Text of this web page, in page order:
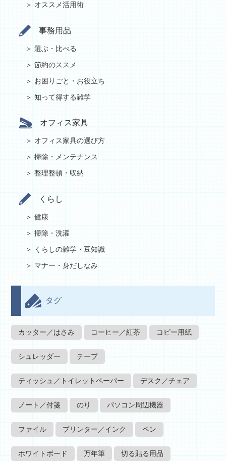
オススメ活用術
事務用品
選ぶ・比べる
節約のススメ
お困りごと・お役立ち
知って得する雑学
オフィス家具
オフィス家具の選び方
掃除・メンテナンス
整理整頓・収納
くらし
健康
掃除・洗濯
くらしの雑学・豆知識
マナー・身だしなみ
タグ
カッター／はさみ コーヒー／紅茶 コピー用紙
シュレッダー テープ
ティッシュ／トイレットペーパー デスク／チェア
ノート／付箋 のり パソコン周辺機器
ファイル プリンター／インク ペン
ホワイトボード 万年筆 切る貼る用品